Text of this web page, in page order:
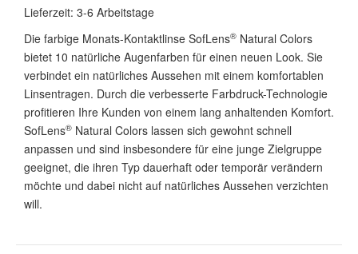
Lieferzeit: 3-6 Arbeitstage
Die farbige Monats-Kontaktlinse SofLens® Natural Colors
bietet 10 natürliche Augenfarben für einen neuen Look. Sie
verbindet ein natürliches Aussehen mit einem komfortablen
Linsentragen. Durch die verbesserte Farbdruck-Technologie
profitieren Ihre Kunden von einem lang anhaltenden Komfort.
SofLens® Natural Colors lassen sich gewohnt schnell
anpassen und sind insbesondere für eine junge Zielgruppe
geeignet, die ihren Typ dauerhaft oder temporär verändern
möchte und dabei nicht auf natürliches Aussehen verzichten
will.